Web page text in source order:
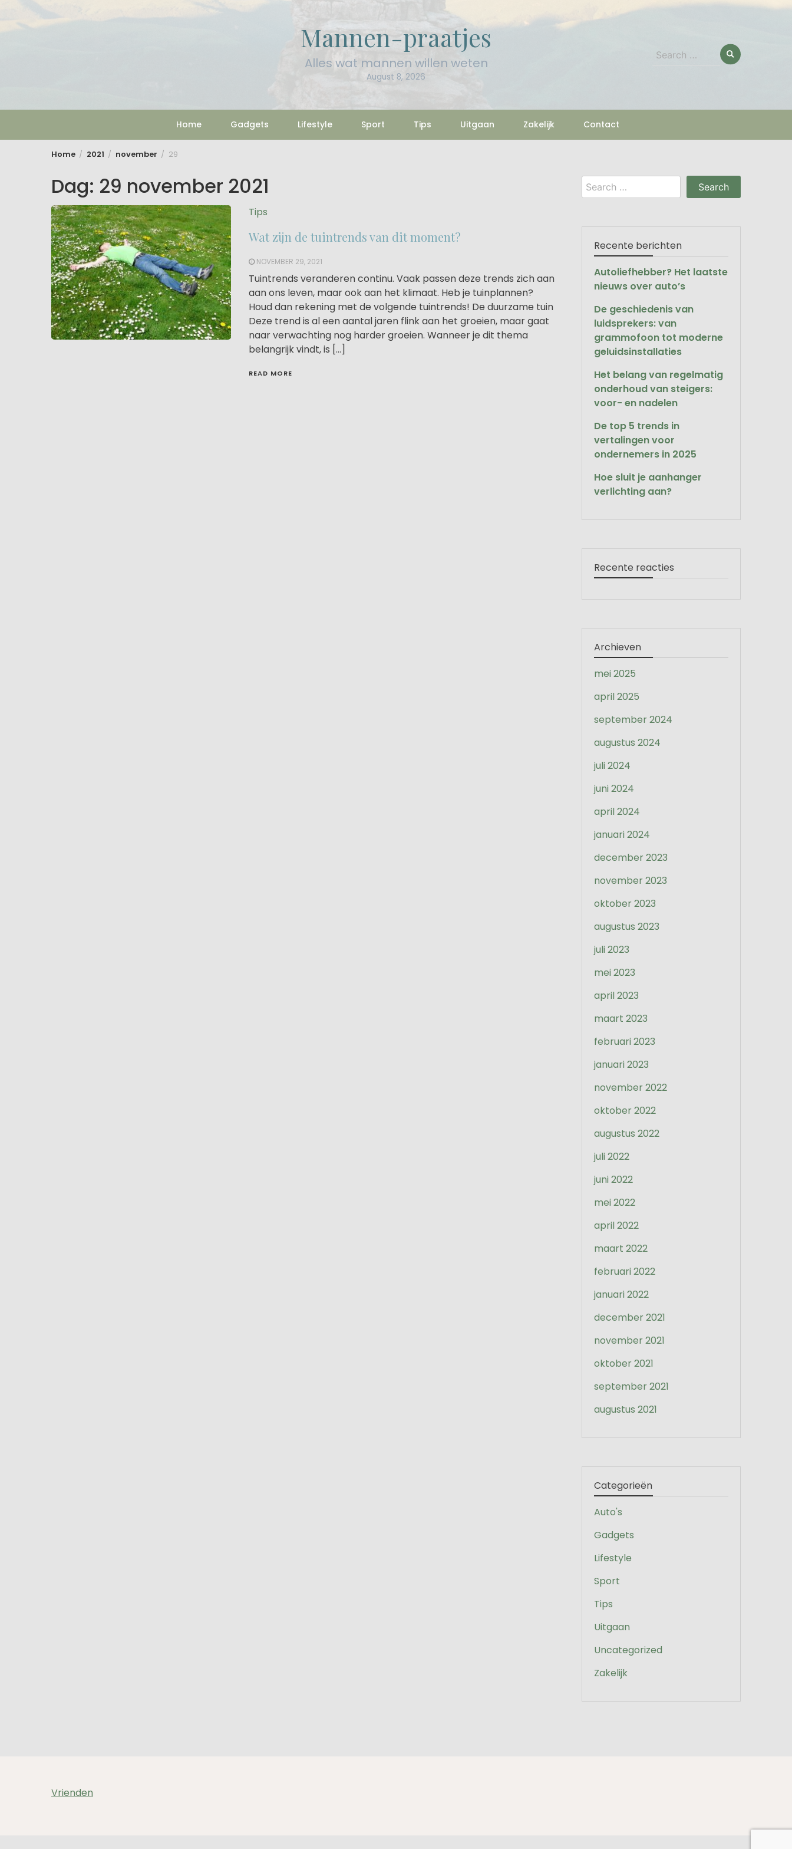
content
Mannen-praatjes
Alles wat mannen willen weten
August 8, 2026
Search
Home Gadgets Lifestyle Sport Tips Uitgaan Zakelijk Contact
Home 2021 november 29
Dag: 29 november 2021
Tips
Wat zijn de tuintrends van dit moment?
NOVEMBER 29, 2021
Tuintrends veranderen continu. Vaak passen deze trends zich aan
aan ons leven, maar ook aan het klimaat. Heb je tuinplannen?
Houd dan rekening met de volgende tuintrends! De duurzame tuin
Deze trend is al een aantal jaren flink aan het groeien, maar gaat
naar verwachting nog harder groeien. Wanneer je dit thema
belangrijk vindt, is […]
READ MORE
Search
for:
Recente berichten
Autoliefhebber? Het laatste
nieuws over auto’s
De geschiedenis van
luidsprekers: van
grammofoon tot moderne
geluidsinstallaties
Het belang van regelmatig
onderhoud van steigers:
voor- en nadelen
De top 5 trends in
vertalingen voor
ondernemers in 2025
Hoe sluit je aanhanger
verlichting aan?
Recente reacties
Archieven
mei 2025
april 2025
september 2024
augustus 2024
juli 2024
juni 2024
april 2024
januari 2024
december 2023
november 2023
oktober 2023
augustus 2023
juli 2023
mei 2023
april 2023
maart 2023
februari 2023
januari 2023
november 2022
oktober 2022
augustus 2022
juli 2022
juni 2022
mei 2022
april 2022
maart 2022
februari 2022
januari 2022
december 2021
november 2021
oktober 2021
september 2021
augustus 2021
Categorieën
Auto's
Gadgets
Lifestyle
Sport
Tips
Uitgaan
Uncategorized
Zakelijk
Vrienden